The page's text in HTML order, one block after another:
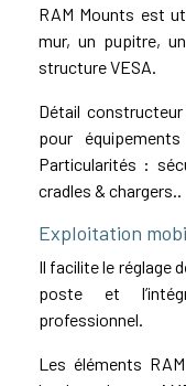
RAM Mounts est
mur, un pupitre,
structure VESA.
Détail
pour
Particularités :
cradles & chargers..
Exploitation
Il facilite le réglage
poste et
professionnel.
Les éléments